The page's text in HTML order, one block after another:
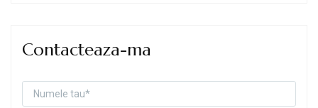
Contacteaza-ma